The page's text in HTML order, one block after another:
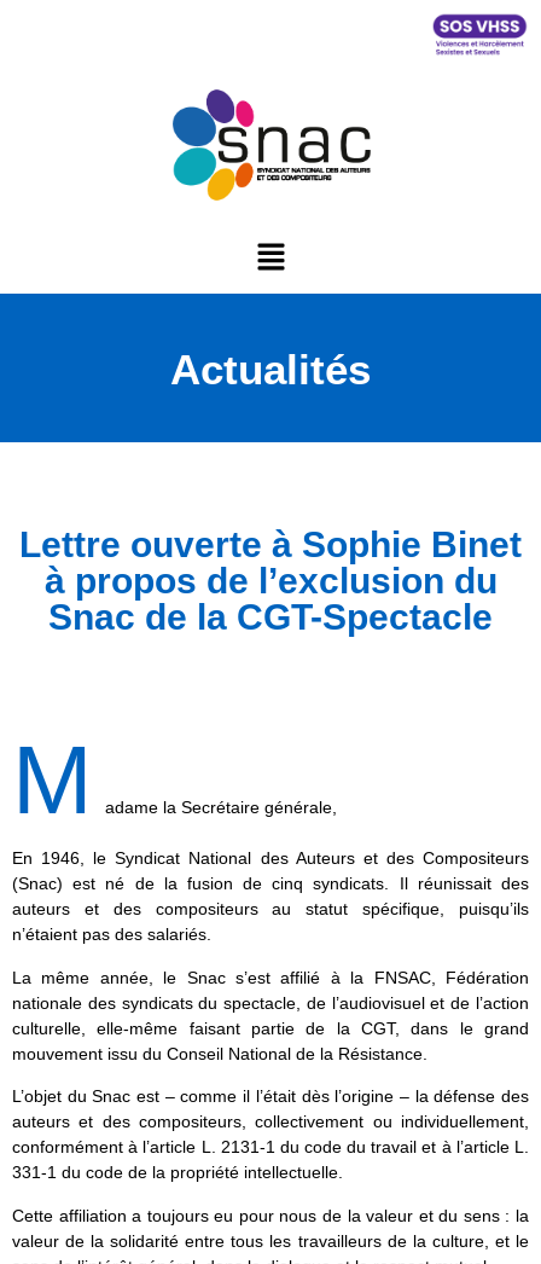
Actualités
Lettre ouverte à Sophie Binet
à propos de l’exclusion du
Snac de la CGT-Spectacle
M adame la Secrétaire générale,
En 1946, le Syndicat National des Auteurs et des Compositeurs
(Snac) est né de la fusion de cinq syndicats. Il réunissait des
auteurs et des compositeurs au statut spécifique, puisqu’ils
n’étaient pas des salariés.
La même année, le Snac s’est affilié à la FNSAC, Fédération
nationale des syndicats du spectacle, de l’audiovisuel et de l’action
culturelle, elle-même faisant partie de la CGT, dans le grand
mouvement issu du Conseil National de la Résistance.
L’objet du Snac est – comme il l’était dès l’origine – la défense des
auteurs et des compositeurs, collectivement ou individuellement,
conformément à l’article L. 2131-1 du code du travail et à l’article L.
331-1 du code de la propriété intellectuelle.
Cette affiliation a toujours eu pour nous de la valeur et du sens : la
valeur de la solidarité entre tous les travailleurs de la culture, et le